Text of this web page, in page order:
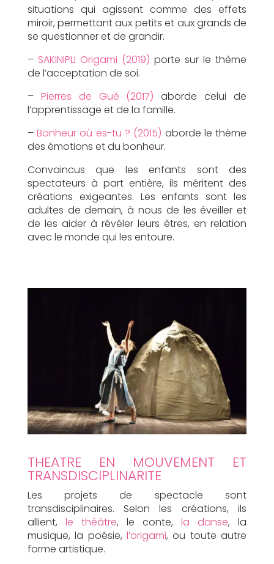
situations qui agissent comme des effets
miroir, permettant aux petits et aux grands de
se questionner et de grandir.
– SAKINIPLI Origami (2019) porte sur le thème
de l’acceptation de soi.
– Pierres de Gué (2017) aborde celui de
l’apprentissage et de la famille.
–Bonheur où es-tu ? (2015) aborde le thème
des émotions et du bonheur.
Convaincus que les enfants sont des
spectateurs à part entière, ils méritent des
créations exigeantes. Les enfants sont les
adultes de demain, à nous de les éveiller et
de les aider à révéler leurs êtres, en relation
avec le monde qui les entoure.
THEATRE EN MOUVEMENT ET
TRANSDISCIPLINARITE
Les projets de spectacle sont
transdisciplinaires. Selon les créations, ils
allient, le théâtre, le conte,la danse, la
musique, la poésie, l’origami, ou toute autre
forme artistique.